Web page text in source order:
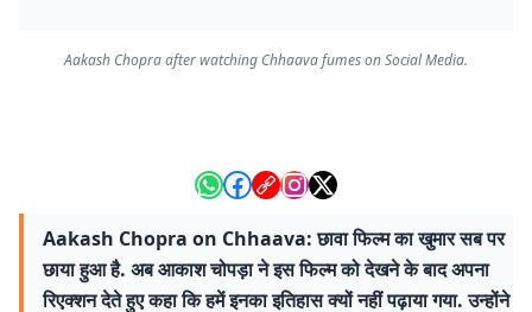
Aakash Chopra after watching Chhaava fumes on Social Media.
Aakash Chopra on Chhaava: छावा फिल्म का खुमार सब पर
छाया हुआ है. अब आकाश चोपड़ा ने इस फिल्म को देखने के बाद अपना
रिएक्शन देते हुए कहा कि हमें इनका इतिहास क्यों नहीं पढ़ाया गया. उन्होंने